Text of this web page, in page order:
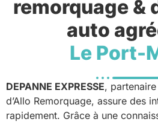
remorquage &
auto
Le Port-
DEPANNE EXPRESSE,
d’Allo Remorquage, assure des
rapidement. Grâce à une